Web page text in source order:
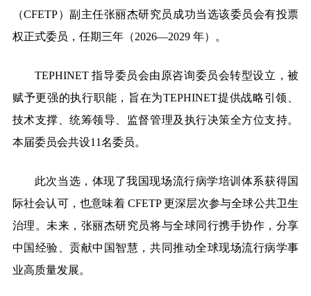
（CFETP）副主任张丽杰研究员成功当选该委员会有投票
权正式委员，任期三年（2026—2029 年）。
TEPHINET指导委员会由原咨询委员会转型设立，被
赋予更强的执行职能，旨在为TEPHINET提供战略引领、
技术支撑、统筹领导、监督管理及执行决策全方位支持。
本届委员会共设11名委员。
此次当选，体现了我国现场流行病学培训体系获得国
际社会认可，也意味着 CFETP 更深层次参与全球公共卫生
治理。未来，张丽杰研究员将与全球同行携手协作，分享
中国经验、贡献中国智慧，共同推动全球现场流行病学事
业高质量发展。